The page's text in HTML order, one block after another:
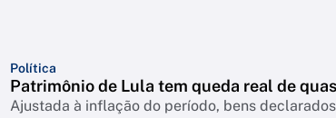
Política
Patrimônio de Lula tem queda real de
Ajustada à inflação do período, bens